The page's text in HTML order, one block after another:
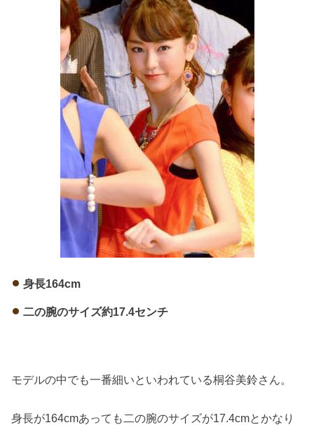
身長164cm
二の腕のサイズ約17.4センチ
モデルの中でも一番細いといわれている桐谷美鈴さん。
身長が164cmあっても二の腕のサイズが17.4cmとかなり